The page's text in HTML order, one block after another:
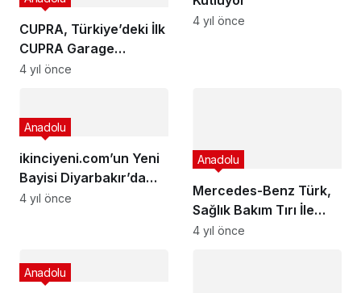
CUPRA, Türkiye’deki İlk
CUPRA Garage
Konseptindeki
4 yıl önce
4 yıl önce
ikinciyeni.com’un Yeni
Bayisi Diyarbakır’da
Açıldı
Anadolu
4 yıl önce
Mercedes-Benz Türk,
Sağlık Bakım Tırı İle
Şoförlerin Yanında Yer
Anadolu
4 yıl önce
Anadolu